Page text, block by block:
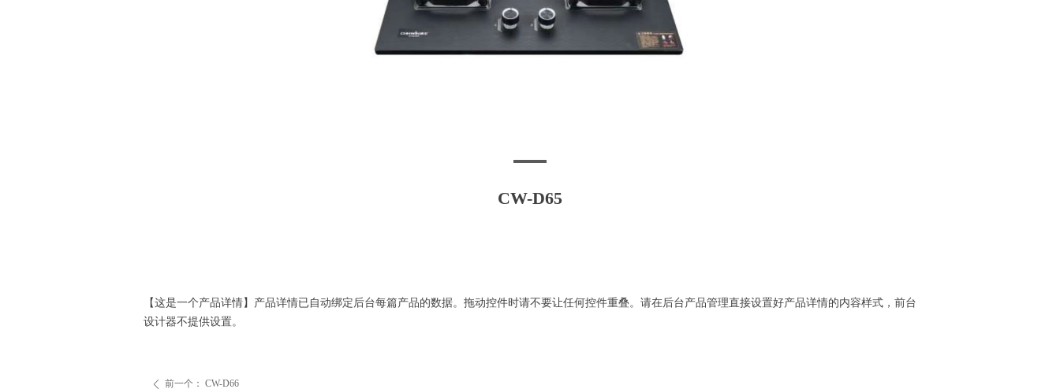
CW-D65
ꄴ 前一个： CW-D66
【这是一个产品详情】产品详情已自动绑定后台每篇产品的数据。拖动控件时请不要让任何控件重叠。请在后台产品管理直接设置好产品详情的内容样式，前台
设计器不提供设置。